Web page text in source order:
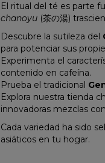
El ritual del té es parte
chanoyu (茶の湯)
Descubre la sutileza del
para potenciar sus
Experimenta el
contenido en cafeína.
Prueba el tradicional
Explora nuestra tienda
innovadoras mezclas
Cada variedad ha sido
asiáticos en tu hogar.